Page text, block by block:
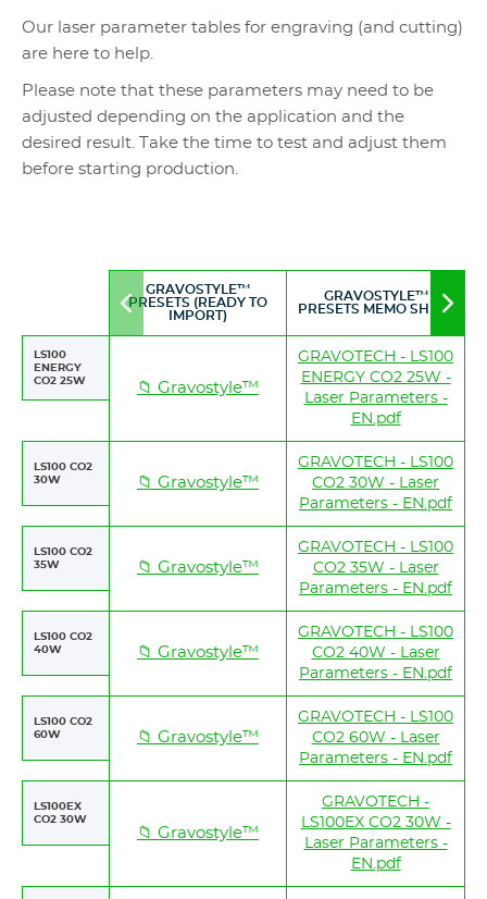
Our laser parameter tables for engraving (and cutting)
are here to help.
Please note that these parameters may need to be
adjusted depending on the application and the
desired result. Take the time to test and adjust them
before starting production.
Move
GRAVOSTYLE™
PRESETS (READY TO
IMPORT)
GRAVOSTYLE™
PRESETS MEMO SHEET
LS100
ENERGY
CO2 25W
📁 Gravostyle™
GRAVOTECH - LS100
ENERGY CO2 25W -
Laser Parameters -
EN.pdf
LS100 CO2
30W
📁 Gravostyle™
GRAVOTECH - LS100
CO2 30W - Laser
Parameters - EN.pdf
LS100 CO2
35W
📁 Gravostyle™
GRAVOTECH - LS100
CO2 35W - Laser
Parameters - EN.pdf
LS100 CO2
40W
📁 Gravostyle™
GRAVOTECH - LS100
CO2 40W - Laser
Parameters - EN.pdf
LS100 CO2
60W
📁 Gravostyle™
GRAVOTECH - LS100
CO2 60W - Laser
Parameters - EN.pdf
LS100EX
CO2 30W
📁 Gravostyle™
GRAVOTECH -
LS100EX CO2 30W -
Laser Parameters -
EN.pdf